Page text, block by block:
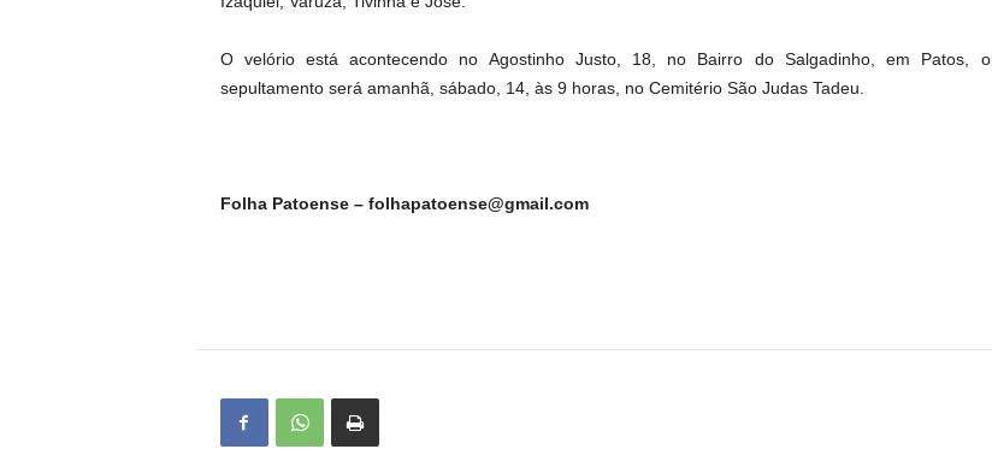
O velório está acontecendo no Agostinho Justo, 18, no Bairro do Salgadinho, em Patos, o
sepultamento será amanhã, sábado, 14, às 9 horas, no Cemitério São Judas Tadeu.
Folha Patoense – folhapatoense@gmail.com